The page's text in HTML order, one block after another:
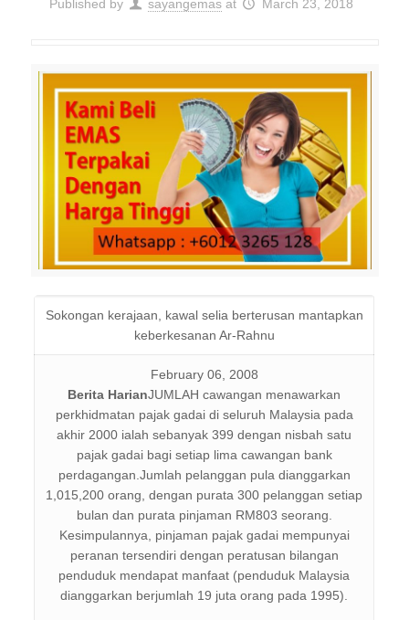
Published by sayangemas at March 23, 2018
Sokongan kerajaan, kawal selia berterusan mantapkan
keberkesanan Ar-Rahnu
February 06, 2008
Berita HarianJUMLAH cawangan menawarkan
perkhidmatan pajak gadai di seluruh Malaysia pada
akhir 2000 ialah sebanyak 399 dengan nisbah satu
pajak gadai bagi setiap lima cawangan bank
perdagangan.Jumlah pelanggan pula dianggarkan
1,015,200 orang, dengan purata 300 pelanggan setiap
bulan dan purata pinjaman RM803 seorang.
Kesimpulannya, pinjaman pajak gadai mempunyai
peranan tersendiri dengan peratusan bilangan
penduduk mendapat manfaat (penduduk Malaysia
dianggarkan berjumlah 19 juta orang pada 1995).